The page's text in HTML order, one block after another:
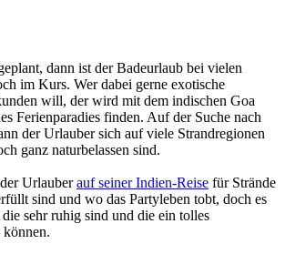
dann ist der Badeurlaub bei vielen
im Kurs. Wer dabei gerne exotische
will, der wird mit dem indischen Goa
Ferienparadies finden. Auf der Suche nach
der Urlauber sich auf viele Strandregionen
ganz naturbelassen sind.
Urlauberauf seiner Indien-Reise für Strände
sind und wo das Partyleben tobt, doch es
sehr ruhig sind und die ein tolles